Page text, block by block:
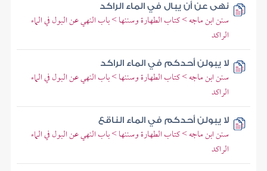
نهى عن أن يبال في الماء الراكد
سنن ابن ماجه > كتاب الطهارة وسننها > باب النهي عن البول في الماء
الراكد
لا يبولن أحدكم في الماء الراكد
سنن ابن ماجه > كتاب الطهارة وسننها > باب النهي عن البول في الماء
الراكد
لا يبولن أحدكم في الماء الناقع
سنن ابن ماجه > كتاب الطهارة وسننها > باب النهي عن البول في الماء
الراكد